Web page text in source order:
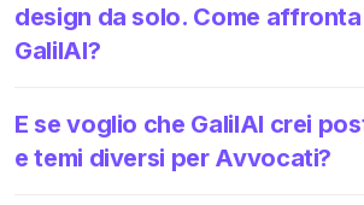
design da solo. Come
GalilAI?
E se voglio che GalilAI crei
e temi diversi per Avvocati?